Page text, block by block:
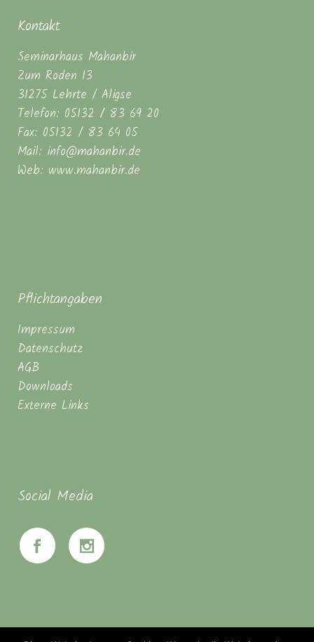
Kontakt
Seminarhaus Mahanbir
Zum Roden 13
31275 Lehrte / Aligse
Telefon: 05132 / 83 69 20
Fax: 05132 / 83 64 05
Mail: info@mahanbir.de
Web: www.mahanbir.de
Pflichtangaben
Impressum
Datenschutz
AGB
Downloads
Externe Links
Social Media